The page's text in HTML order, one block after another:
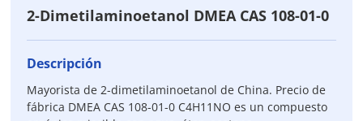
2-Dimetilaminoetanol DMEA CAS 108-01-0
Descripción
Mayorista de 2-dimetilaminoetanol de China. Precio de
fábrica DMEA CAS 108-01-0 C4H11NO es un compuesto